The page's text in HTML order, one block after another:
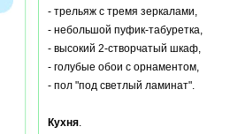
- трельяж с тремя зеркалами,
- небольшой пуфик-табуретка,
- высокий 2-створчатый шкаф,
- голубые обои с орнаментом,
- пол "под светлый ламинат".
Кухня.